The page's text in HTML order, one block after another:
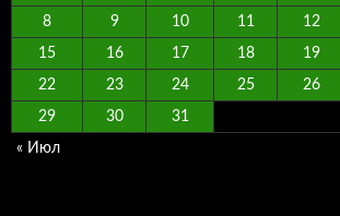
8 9 10 11 12
15 16 17 18 19
22 23 24 25 26
29 30 31
« Июл